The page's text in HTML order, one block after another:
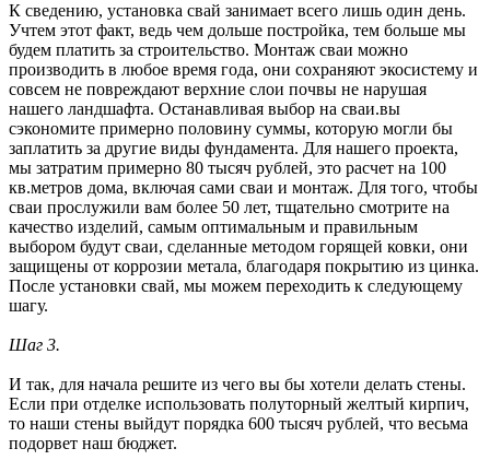
К сведению, установка свай занимает всего лишь один день.
Учтем этот факт, ведь чем дольше постройка, тем больше мы
будем платить за строительство. Монтаж сваи можно
производить в любое время года, они сохраняют экосистему и
совсем не повреждают верхние слои почвы не нарушая
нашего ландшафта. Останавливая выбор на сваи.вы
сэкономите примерно половину суммы, которую могли бы
заплатить за другие виды фундамента. Для нашего проекта,
мы затратим примерно 80 тысяч рублей, это расчет на 100
кв.метров дома, включая сами сваи и монтаж. Для того, чтобы
сваи прослужили вам более 50 лет, тщательно смотрите на
качество изделий, самым оптимальным и правильным
выбором будут сваи, сделанные методом горящей ковки, они
защищены от коррозии метала, благодаря покрытию из цинка.
После установки свай, мы можем переходить к следующему
шагу.
Шаг 3.
И так, для начала решите из чего вы бы хотели делать стены.
Если при отделке использовать полуторный желтый кирпич,
то наши стены выйдут порядка 600 тысяч рублей, что весьма
подорвет наш бюджет.